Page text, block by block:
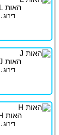
האות L
דירוג :
האות J
דירוג :
האות H
דירוג :